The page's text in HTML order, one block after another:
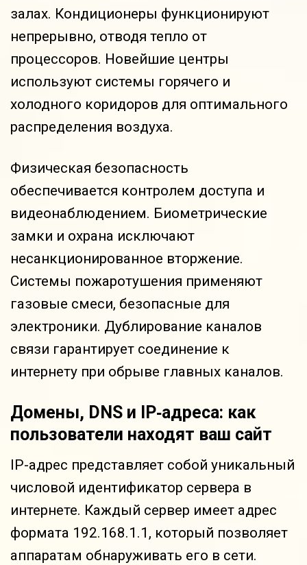
залах. Кондиционеры функционируют
непрерывно, отводя тепло от
процессоров. Новейшие центры
используют системы горячего и
холодного коридоров для оптимального
распределения воздуха.
Физическая безопасность
обеспечивается контролем доступа и
видеонаблюдением. Биометрические
замки и охрана исключают
несанкционированное вторжение.
Системы пожаротушения применяют
газовые смеси, безопасные для
электроники. Дублирование каналов
связи гарантирует соединение к
интернету при обрыве главных каналов.
Домены, DNS и IP‑адреса: как
пользователи находят ваш сайт
IP-адрес представляет собой уникальный
числовой идентификатор сервера в
интернете. Каждый сервер имеет адрес
формата 192.168.1.1, который позволяет
аппаратам обнаруживать его в сети.